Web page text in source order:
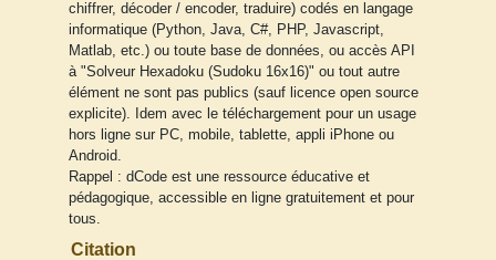
chiffrer, décoder / encoder, traduire) codés en langage
informatique (Python, Java, C#, PHP, Javascript,
Matlab, etc.) ou toute base de données, ou accès API
à "Solveur Hexadoku (Sudoku 16x16)" ou tout autre
élément ne sont pas publics (sauf licence open source
explicite). Idem avec le téléchargement pour un usage
hors ligne sur PC, mobile, tablette, appli iPhone ou
Android.
Rappel : dCode est une ressource éducative et
pédagogique, accessible en ligne gratuitement et pour
tous.
Citation